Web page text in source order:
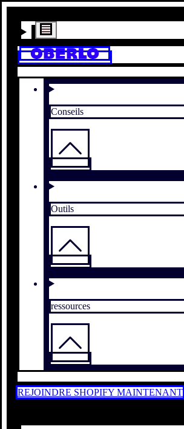
Conseils
Outils
ressources
REJOINDRE SHOPIFY MAINTENANT